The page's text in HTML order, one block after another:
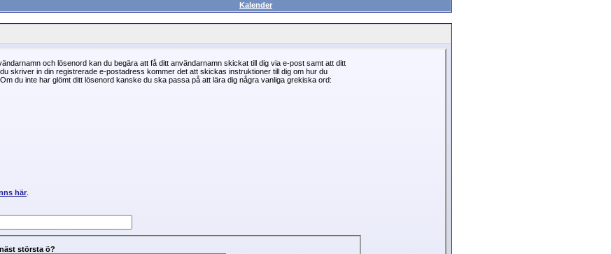
Kalender
och lösenord kan du begära att få ditt användarnamn skickat till dig via e-post samt att ditt
skriver in din registrerade e-postadress kommer det att skickas instruktioner till dig om hur du
du inte har glömt ditt lösenord kanske du ska passa på att lära dig några vanliga grekiska ord:
här
största ö?